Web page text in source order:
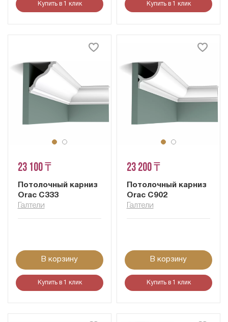
Купить в 1 клик Купить в 1 клик
23 100 ₸
Потолочный карниз
Orac C333
Галтели
В корзину
Купить в 1 клик
23 200 ₸
Потолочный карниз
Orac C902
Галтели
В корзину
Купить в 1 клик